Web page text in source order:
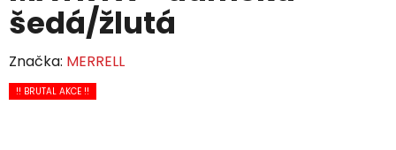
šedá/žlutá
Značka: MERRELL
!! BRUTAL AKCE !!